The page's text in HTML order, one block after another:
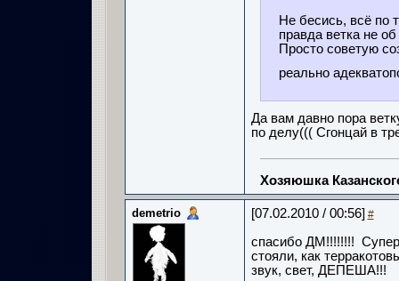
Не бесись, всё по
правда ветка не
Просто советую
реально
Да вам давно пора
по делу((( Сгонцай в
Хозяюшка
demetrio [07.02.2010 / 00:56] #
спасибо ДМ!!!!!!!!
стояли, как
звук, свет, ДЕПЕША!!!